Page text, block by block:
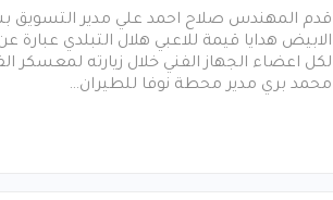
قدم المهندس صلاح احمد علي مدير التسويق
الابيض هدايا قيمة للاعبي هلال التبلدي عبارة
لكل اعضاء الجهاز الفني خلال زيارته لمعسكر
محمد بري مدير محطة نوفا للطيران…